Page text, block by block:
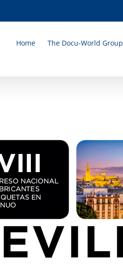
Home The Docu-World Group